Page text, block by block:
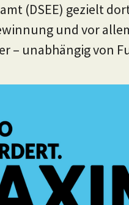
(DSEE) gezielt
und vor
– unabhängig von